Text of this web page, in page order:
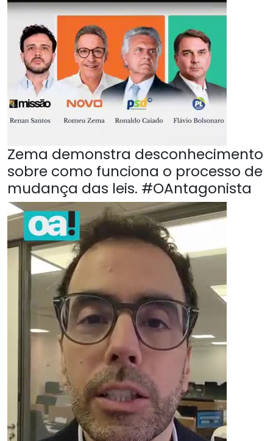
Zema demonstra desconhecimento
sobre como funciona o processo de
mudança das leis. #OAntagonista